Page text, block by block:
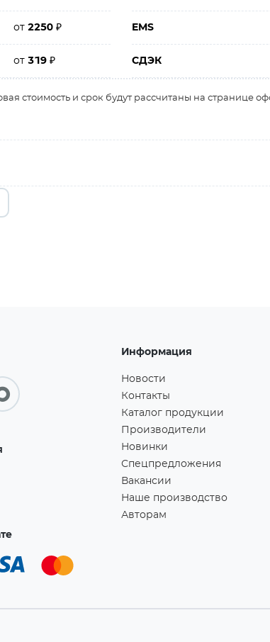
от2250₽ EMS
от319₽ СДЭК
стоимость и срок будут рассчитаны на странице
Информация
Новости
Контакты
Каталог продукции
Производители
Новинки
Спецпредложения
Вакансии
Наше производство
Авторам